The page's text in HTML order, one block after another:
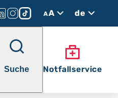
AA
de
Suche Notfallservice